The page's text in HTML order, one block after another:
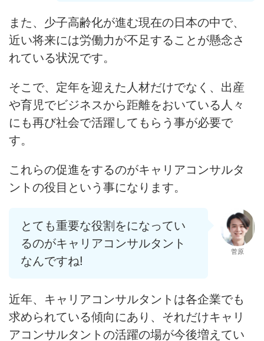
また、少子高齢化が進む現在の日本の中で、
近い将来には労働力が不足することが懸念さ
れている状況です。
そこで、定年を迎えた人材だけでなく、 出産
や育児でビジネスから距離をおいている人々
にも再び社会で活躍してもらう事が必要で
す。
これらの促進をするのがキャリアコンサルタ
ントの役目という事になります。
とても重要な役割をになってい
るのがキャリアコンサルタント
なんですね!
菅原
近年、キャリアコンサルタントは各企業でも
求められている傾向にあり、それだけキャリ
アコンサルタントの活躍の場が今後増えてい